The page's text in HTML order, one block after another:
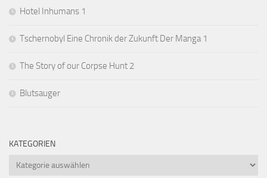
Hotel Inhumans 1
Tschernobyl Eine Chronik der Zukunft Der Manga 1
The Story of our Corpse Hunt 2
Blutsauger
KATEGORIEN
Kategorien